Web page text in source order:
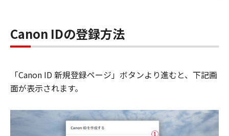
Canon IDの登録方法
「Canon ID 新規登録ページ」ボタンより進むと、下記画
面が表示されます。